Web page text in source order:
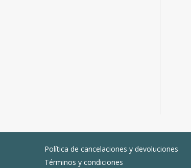
Política de cancelaciones y devoluciones
Términos y condiciones